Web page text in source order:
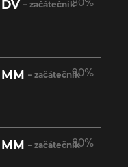
– začátečník
90%
– začátečník
80%
– začátečník